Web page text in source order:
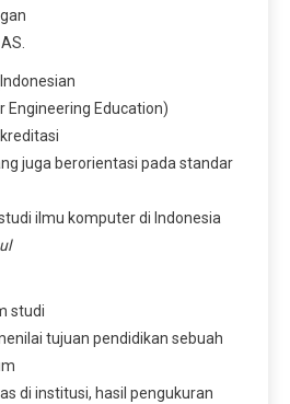
Education)
juga berorientasi pada standar
ilmu komputer di Indonesia
studi
tujuan pendidikan sebuah
di institusi, hasil pengukuran